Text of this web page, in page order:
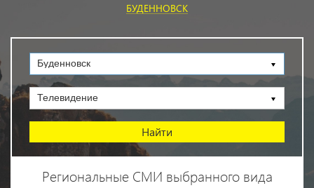
БУДЕННОВСК
Буденновск
Телевидение
Региональные СМИ выбранного вида